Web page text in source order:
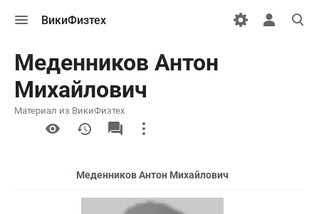
меню
ВикиФизтех
Открыть
поиск
Меденников Антон
Михайлович
Материал из ВикиФизтех
More
actions
Меденников Антон Михайлович